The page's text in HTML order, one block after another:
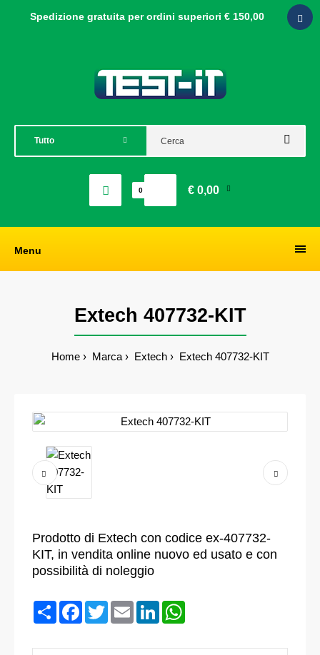
Spedizione gratuita per ordini superiori € 150,00
0 € 0,00
Menu
Extech 407732-KIT
Home Marca Extech Extech 407732-KIT
Prodotto di Extech con codice ex-407732-
KIT, in vendita online nuovo ed usato e con
possibilità di noleggio
CondividiFacebook
TwitterEmail LinkedIn